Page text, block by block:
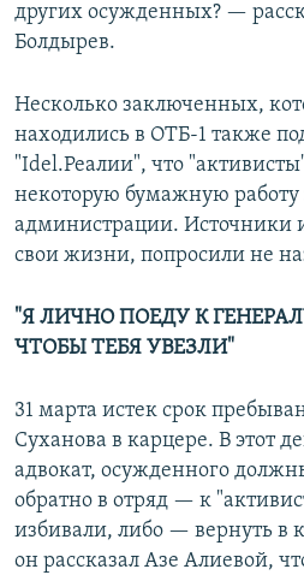
других осужденных? —
Болдырев.
Несколько заключенных,
находились в ОТБ-1 также
"Idel.Реалии", что
некоторую бумажную работу
администрации. Источники
свои жизни, попросили не
"Я ЛИЧНО ПОЕДУ К
ЧТОБЫ ТЕБЯ УВЕЗЛИ"
31 марта истек срок
Суханова в карцере. В этот
адвокат, осужденного
обратно в отряд — к
избивали, либо — вернуть в
он рассказал Азе Алиевой,